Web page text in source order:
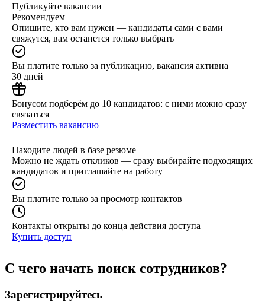
Публикуйте вакансии
Рекомендуем
Опишите, кто вам нужен — кандидаты сами с вами
свяжутся, вам останется только выбрать
Вы платите только за публикацию, вакансия активна
30 дней
Бонусом подберём до 10 кандидатов: с ними можно сразу
связаться
Разместить вакансию
Находите людей в базе резюме
Можно не ждать откликов — сразу выбирайте подходящих
кандидатов и приглашайте на работу
Вы платите только за просмотр контактов
Контакты открыты до конца действия доступа
Купить доступ
С чего начать поиск сотрудников?
Зарегистрируйтесь